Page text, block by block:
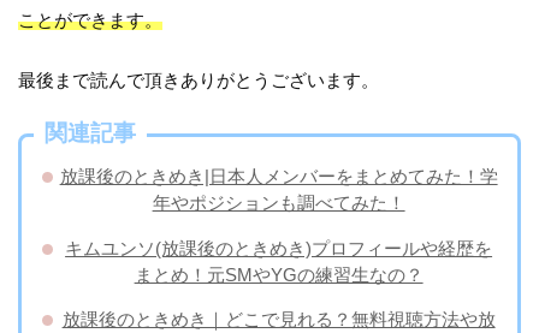
ことができます。
最後まで読んで頂きありがとうございます。
関連記事
放課後のときめき|日本人メンバーをまとめてみた！学
年やポジションも調べてみた！
キムユンソ(放課後のときめき)プロフィールや経歴を
まとめ！元SMやYGの練習生なの？
放課後のときめき｜どこで見れる？無料視聴方法や放